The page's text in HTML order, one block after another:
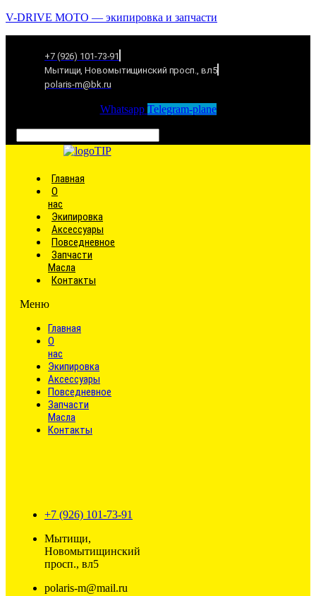
V-DRIVE MOTO — экипировка и запчасти
+7 (926) 101-73-91
Мытищи, Новомытищинский просп., вл5
polaris-m@bk.ru
Whatsapp Telegram-plane
Главная
О
нас
Экипировка
Аксессуары
Повседневное
Запчасти
Масла
Контакты
Меню
Главная
О
нас
Экипировка
Аксессуары
Повседневное
Запчасти
Масла
Контакты
+7 (926) 101-73-91
Мытищи,
Новомытищинский
просп., вл5
polaris-m@mail.ru